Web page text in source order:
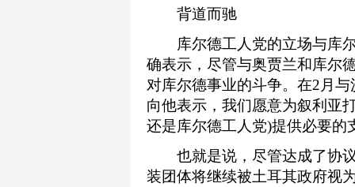
背道而驰
库尔德工人党的立场与库尔
确表示，尽管与奥贾兰和库尔
对库尔德事业的斗争。在2月
向他表示，我们愿意为叙利亚
还是库尔德工人党)提供必要的
也就是说，尽管达成了协议
装团体将继续被土耳其政府视